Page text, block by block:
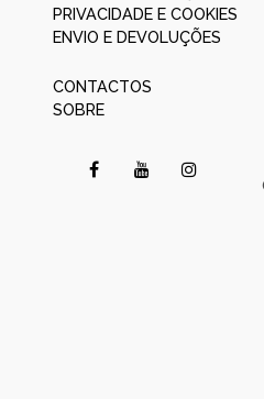
PRIVACIDADE E COOKIES
ENVIO E DEVOLUÇÕES
CONTACTOS
SOBRE